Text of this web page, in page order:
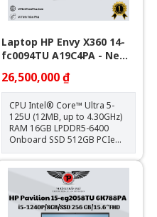
Laptop HP Envy X360 14-
fc0094TU A19C4PA - New
26,500,000 ₫
CPU Intel® Core™ Ultra 5-
125U (12MB, up to 4.30GHz)
RAM 16GB LPDDR5-6400
Onboard SSD 512GB PCIe®
Gen4 NVMe™ M.2 VGA Intel®
Graphics Display 14 inch
OLED 2.8K Touch, 120Hz,
100% DCI-P3, Low Blue Light
Pin 3-cell 59Wh Vỏ ALU, PEN,
Led Keyboard, IR Weight